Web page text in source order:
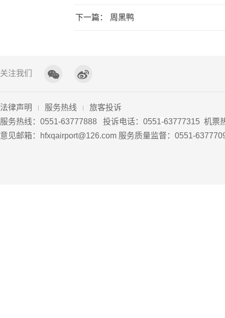
下一篇： 周黑鸭
关注我们
法律声明 服务热线
旅客投诉
服务热线：0551-63777888 投诉电话：0551-63777315 机票
意见邮箱：hfxqairport@126.com 服务质量监督：0551-